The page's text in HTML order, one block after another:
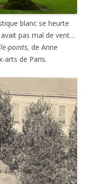
blanc se heurte
avait pas mal de vent…
­points, de Anne
arts de Paris.